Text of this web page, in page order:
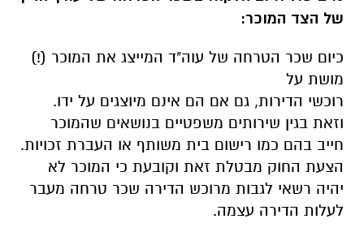
של הצד המוכר:
כיום שכר הטרחה של עוה"ד המייצג את המוכר (!)
מושת על
רוכשי הדירות, גם אם הם אינם מיוצגים על ידו.
וזאת בגין שירותים משפטיים בנושאים שהמוכר
חייב בהם כמו רישום בית משותף או העברת זכויות.
הצעת החוק מבטלת זאת וקובעת כי המוכר לא
יהיה רשאי לגבות מרוכש הדירה שכר טרחה מעבר
לעלות הדירה עצמה.